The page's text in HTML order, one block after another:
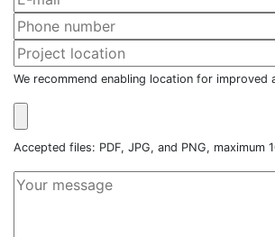
We recommend enabling location for improved
Accepted files: PDF, JPG, and PNG, maximum